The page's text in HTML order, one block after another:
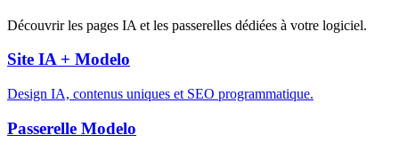
Découvrir les pages IA et les passerelles dédiées à votre logiciel.
Site IA + Modelo
Design IA, contenus uniques et SEO programmatique.
Passerelle Modelo